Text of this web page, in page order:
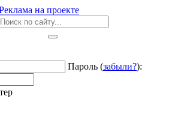
на проекте
Пароль (забыли?):